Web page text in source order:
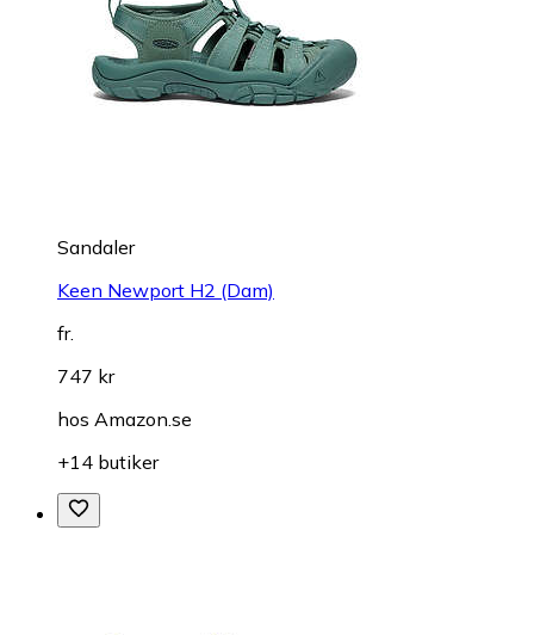
Sandaler
Keen Newport H2 (Dam)
fr.
747 kr
hos Amazon.se
+14 butiker